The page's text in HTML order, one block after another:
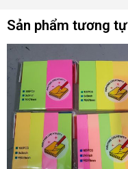
Sản phẩm tương tự
này
có
nhiều
biến
thể.
Các